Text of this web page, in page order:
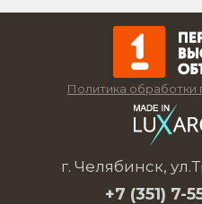
Политика обработки
г. Челябинск,
+7 (351) 7-